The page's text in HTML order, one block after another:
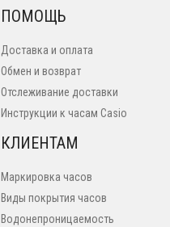
ПОМОЩЬ
Доставка и оплата
Обмен и возврат
Отслеживание доставки
Инструкции к часам Casio
КЛИЕНТАМ
Маркировка часов
Виды покрытия часов
Водонепроницаемость